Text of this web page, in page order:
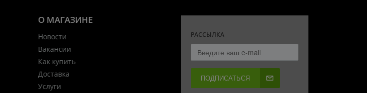
О МАГАЗИНЕ
Новости
Вакансии
Как купить
Доставка
Услуги
РАССЫЛКА
ПОДПИСАТЬСЯ